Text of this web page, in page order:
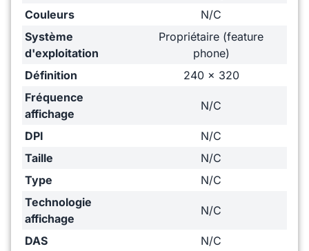
Couleurs
N/C
Système
d'exploitation
Propriétaire (feature
phone)
Définition
240 x 320
Fréquence
affichage
N/C
DPI
N/C
Taille
N/C
Type
N/C
Technologie
affichage
N/C
DAS N/C